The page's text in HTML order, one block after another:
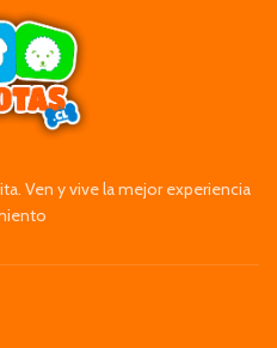
Ven y vive la mejor experiencia